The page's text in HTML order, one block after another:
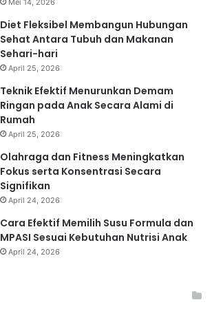
Mei 14, 2026
Diet Fleksibel Membangun Hubungan
Sehat Antara Tubuh dan Makanan
Sehari-hari
April 25, 2026
Teknik Efektif Menurunkan Demam
Ringan pada Anak Secara Alami di
Rumah
April 25, 2026
Olahraga dan Fitness Meningkatkan
Fokus serta Konsentrasi Secara
Signifikan
April 24, 2026
Cara Efektif Memilih Susu Formula dan
MPASI Sesuai Kebutuhan Nutrisi Anak
April 24, 2026